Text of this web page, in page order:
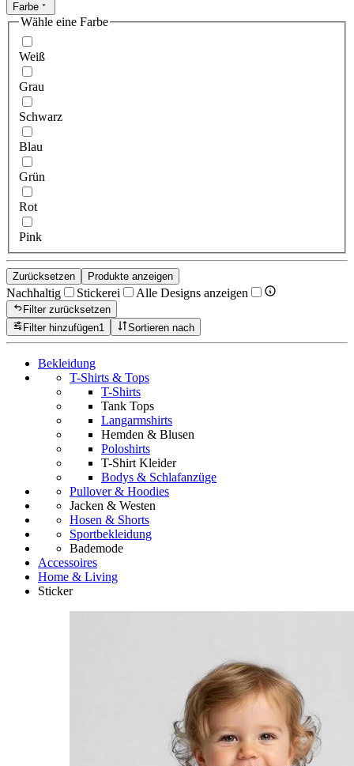
Farbe
Wähle eine Farbe
Weiß
Grau
Schwarz
Blau
Grün
Rot
Pink
Zurücksetzen Produkte anzeigen
Nachhaltig Stickerei Alle Designs anzeigen
Filter zurücksetzen
Filter hinzufügen1 Sortieren nach
Bekleidung
T-Shirts & Tops
T-Shirts
Tank Tops
Langarmshirts
Hemden & Blusen
Poloshirts
T-Shirt Kleider
Bodys & Schlafanzüge
Pullover & Hoodies
Jacken & Westen
Hosen & Shorts
Sportbekleidung
Bademode
Accessoires
Home & Living
Sticker